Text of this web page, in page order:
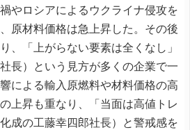
やロシアによるウクライナ侵攻を
原材料価格は急上昇した。その後
、「上がらない要素は全くなし」
長）という見方が多くの企業で一
による輸入原燃料や材料価格の高
上昇も重なり、「当面は高値トレ
成の工藤幸四郎社長）と警戒感を